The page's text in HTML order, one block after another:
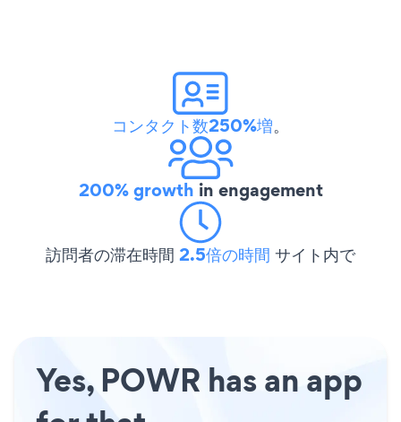
コンタクト数250%増。
200% growth in engagement
訪問者の滞在時間 2.5倍の時間 サイト内で
Yes, POWR has an app